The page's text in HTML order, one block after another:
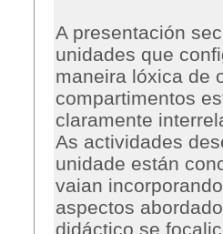
A presentación
unidades que
maneira lóxica de
compartimentos
claramente
As actividades
unidade están
vaian
aspectos
didáctico se